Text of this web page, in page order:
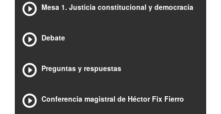
Mesa 1. Justicia constitucional y democracia
Debate
Preguntas y respuestas
Conferencia magistral de Héctor Fix Fierro